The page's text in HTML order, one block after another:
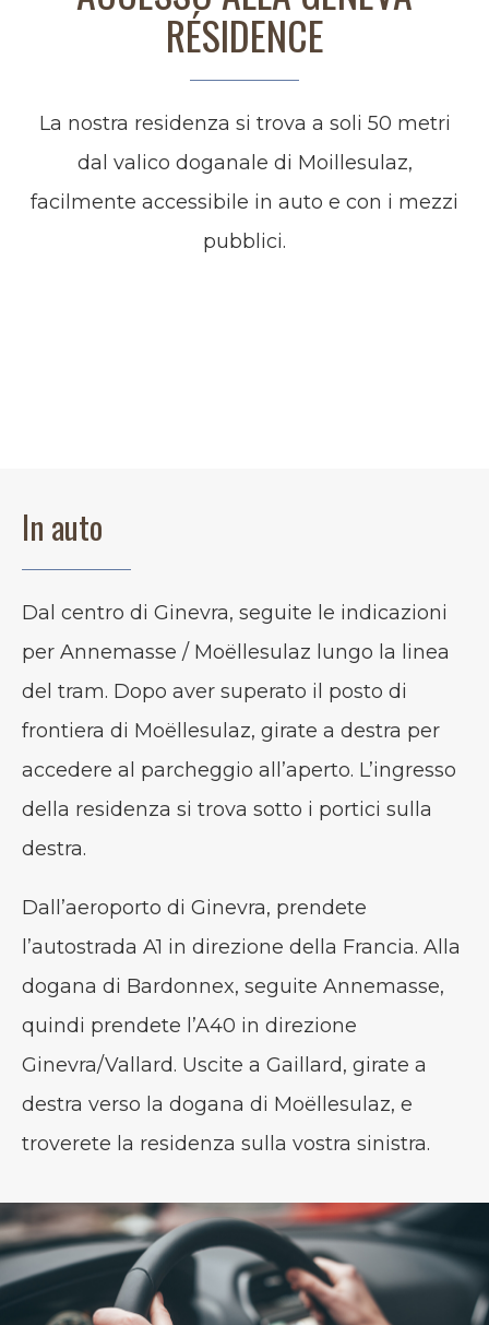
RÉSIDENCE
La nostra residenza si trova a soli 50 metri
dal valico doganale di Moillesulaz,
facilmente accessibile in auto e con i mezzi
pubblici.
In auto
Dal centro di Ginevra, seguite le indicazioni
per Annemasse / Moëllesulaz lungo la linea
del tram. Dopo aver superato il posto di
frontiera di Moëllesulaz, girate a destra per
accedere al parcheggio all’aperto. L’ingresso
della residenza si trova sotto i portici sulla
destra.
Dall’aeroporto di Ginevra, prendete
l’autostrada A1 in direzione della Francia. Alla
dogana di Bardonnex, seguite Annemasse,
quindi prendete l’A40 in direzione
Ginevra/Vallard. Uscite a Gaillard, girate a
destra verso la dogana di Moëllesulaz, e
troverete la residenza sulla vostra sinistra.